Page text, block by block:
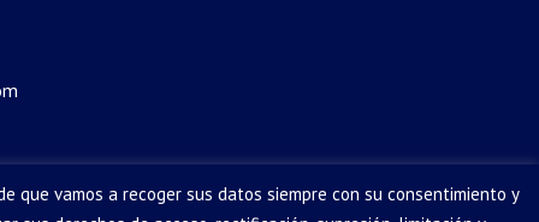
que vamos a recoger sus datos siempre con su consentimiento y